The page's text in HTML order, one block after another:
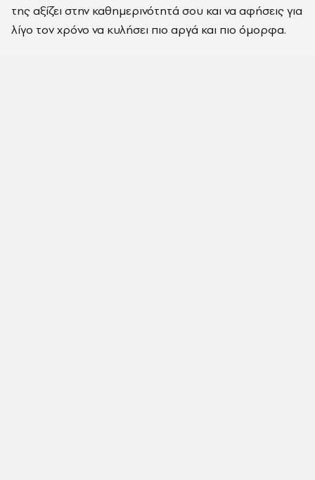
της αξίζει στην καθημερινότητά σου και να αφήσεις για
λίγο τον χρόνο να κυλήσει πιο αργά και πιο όμορφα.